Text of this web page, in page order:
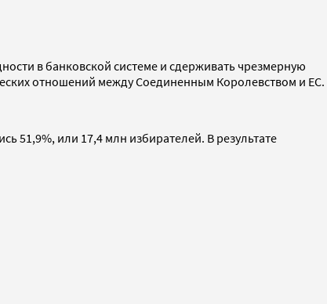
в банковской системе и сдерживать чрезмерную
отношений между Соединенным Королевством и ЕС.
51,9%, или 17,4 млн избирателей. В результате